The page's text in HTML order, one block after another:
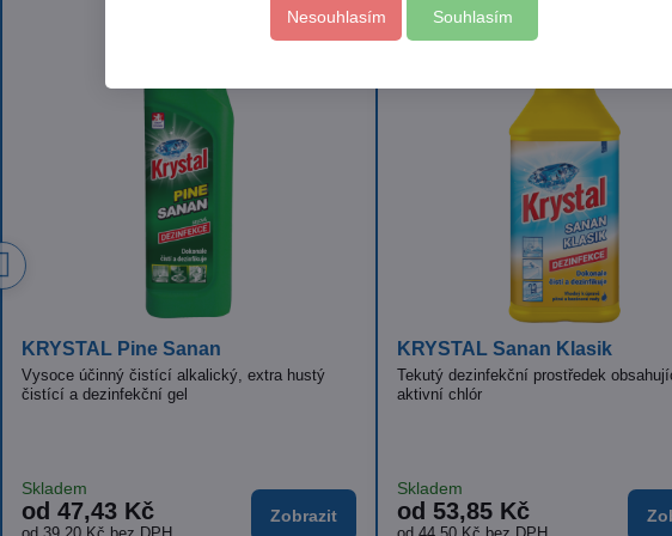
CLEAMEN 251 ruční mytí koncentrát
bez parfémů a barviv
​Tekutý neutrální koncentrovaný čisticí
Skladem
od 91,48 Kč Zobrazit
ISOLDA včelí vosk s
Klinicky testovaný krém pro účinnou
pokožky
Skladem
23,84 Kč Do
Nesouhlasím Souhlasím